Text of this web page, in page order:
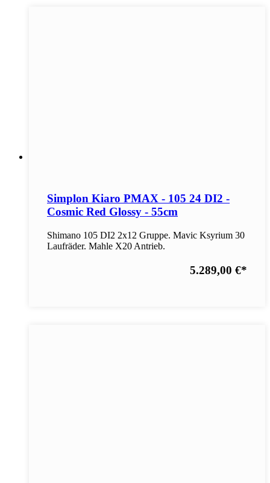
Simplon Kiaro PMAX - 105 24 DI2 -
Cosmic Red Glossy - 55cm
Shimano 105 DI2 2x12 Gruppe. Mavic Ksyrium 30
Laufräder. Mahle X20 Antrieb.
5.289,00 €*